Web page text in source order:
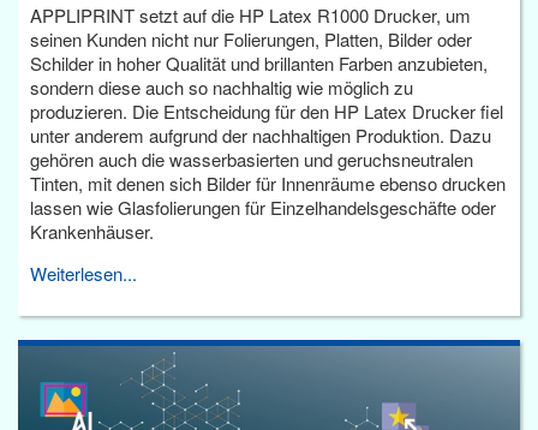
APPLIPRINT setzt auf die HP Latex R1000 Drucker, um
seinen Kunden nicht nur Folierungen, Platten, Bilder oder
Schilder in hoher Qualität und brillanten Farben anzubieten,
sondern diese auch so nachhaltig wie möglich zu
produzieren. Die Entscheidung für den HP Latex Drucker fiel
unter anderem aufgrund der nachhaltigen Produktion. Dazu
gehören auch die wasserbasierten und geruchsneutralen
Tinten, mit denen sich Bilder für Innenräume ebenso drucken
lassen wie Glasfolierungen für Einzelhandelsgeschäfte oder
Krankenhäuser.
Weiterlesen...